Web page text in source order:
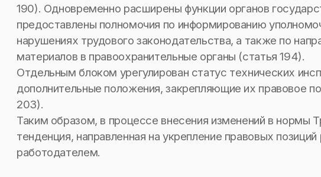
190). Одновременно расширены функции органов
предоставлены полномочия по информированию
нарушениях трудового законодательства, а также по
материалов в правоохранительные органы (статья 194).
Отдельным блоком урегулирован статус технических
дополнительные положения, закрепляющие их правовое
203).
Таким образом, в процессе внесения изменений в нормы
тенденция, направленная на укрепление правовых
работодателем.